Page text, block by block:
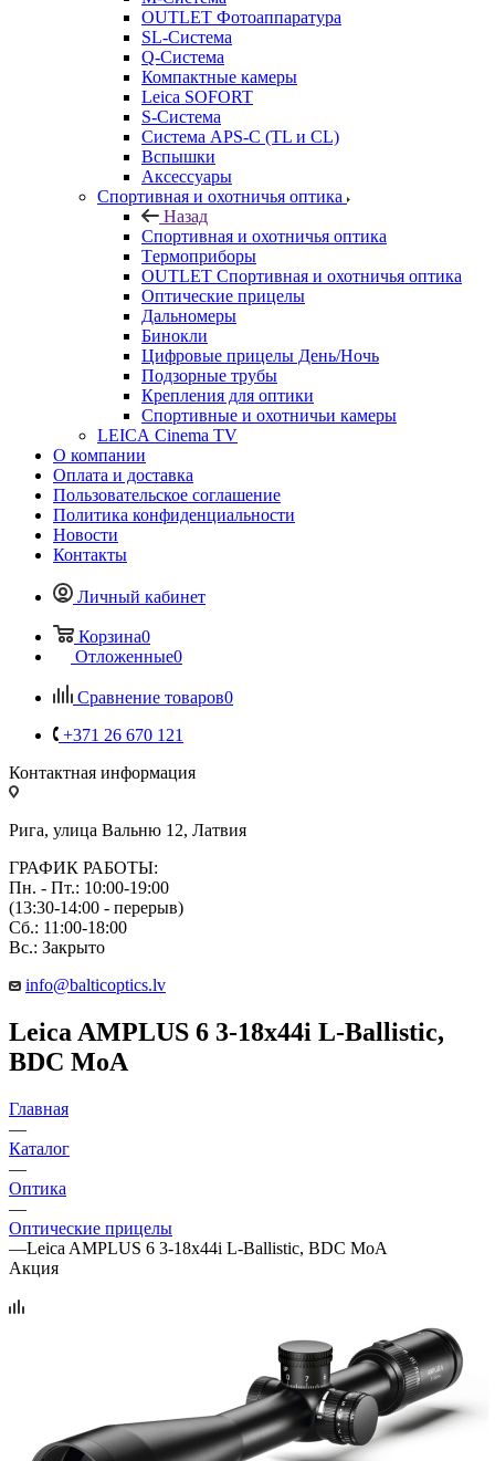
OUTLET Фотоаппаратура
SL-Система
Q-Cистема
Компактные камеры
Leica SOFORT
S-Система
Система APS-C (TL и CL)
Вспышки
Аксессуары
Спортивная и охотничья оптика
Назад
Спортивная и охотничья оптика
Tермоприборы
OUTLET Спортивная и охотничья оптика
Оптические прицелы
Дальномеры
Бинокли
Цифровые прицелы День/Ночь
Подзорные трубы
Крепления для оптики
Спортивные и охотничьи камеры
LEICA Cinema TV
О компании
Оплата и доставка
Пользовательское соглашение
Политика конфиденциальности
Новости
Контакты
Личный кабинет
Корзина0
Отложенные0
Сравнение товаров0
+371 26 670 121
Контактная информация
Рига, улица Вальню 12, Латвия
ГРАФИК РАБОТЫ:
Пн. - Пт.: 10:00-19:00
(13:30-14:00 - перерыв)
Сб.: 11:00-18:00
Вс.: Закрыто
info@balticoptics.lv
Leica AMPLUS 6 3-18x44i L-Ballistic,
BDC MoA
Главная
—
Каталог
—
Оптика
—
Оптические прицелы
—Leica AMPLUS 6 3-18x44i L-Ballistic, BDC MoA
Акция